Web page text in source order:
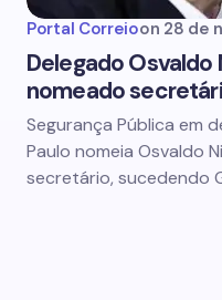
Portal Correioon 28 de
Delegado
nomeado
Segurança Pública em
Paulo nomeia Osvaldo
secretário, sucedendo